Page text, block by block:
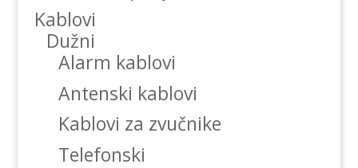
Kablovi
Dužni
Alarm kablovi
Antenski kablovi
Kablovi za zvučnike
Telefonski